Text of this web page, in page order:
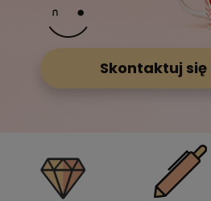
Skontaktuj się